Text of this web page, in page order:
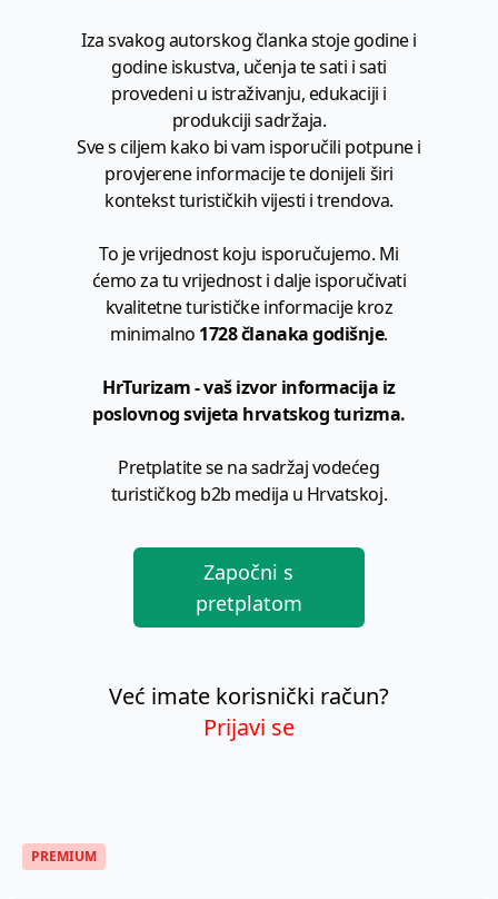
Iza svakog autorskog članka stoje godine i
godine iskustva, učenja te sati i sati
provedeni u istraživanju, edukaciji i
produkciji sadržaja.
Sve s ciljem kako bi vam isporučili potpune i
provjerene informacije te donijeli širi
kontekst turističkih vijesti i trendova.
To je vrijednost koju isporučujemo. Mi
ćemo za tu vrijednost i dalje isporučivati
kvalitetne turističke informacije kroz
minimalno 1728 članaka godišnje.
HrTurizam - vaš izvor informacija iz
poslovnog svijeta hrvatskog turizma.
Pretplatite se na sadržaj vodećeg
turističkog b2b medija u Hrvatskoj.
Započni s
pretplatom
Već imate korisnički račun?
Prijavi se
PREMIUM